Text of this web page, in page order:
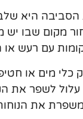
הסביבה היא
מקום שבו יש
עם רעש
כלי מים או
לשפר את
את